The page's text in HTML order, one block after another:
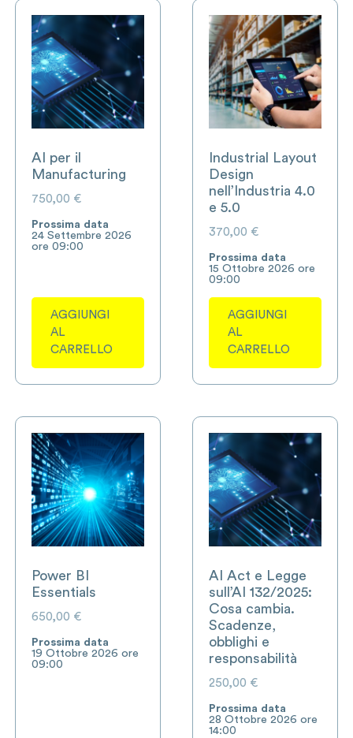
AI per il
Manufacturing
750,00 €
Prossima data
24 Settembre 2026
ore 09:00
AGGIUNGI
AL
CARRELLO
Industrial Layout
Design
nell’Industria 4.0
e 5.0
370,00 €
Prossima data
15 Ottobre 2026 ore
09:00
AGGIUNGI
AL
CARRELLO
Power BI
Essentials
650,00 €
Prossima data
19 Ottobre 2026 ore
09:00
AI Act e Legge
sull’AI 132/2025:
Cosa cambia.
Scadenze,
obblighi e
responsabilità
250,00 €
Prossima data
28 Ottobre 2026 ore
14:00